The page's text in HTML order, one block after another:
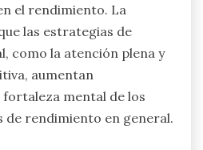
el rendimiento. La
las estrategias de
como la atención plena y
aumentan
mental de los
de rendimiento en general.